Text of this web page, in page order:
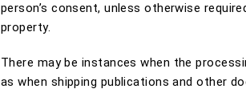
person’s consent, unless otherwise
property.
There may be instances when the
as when shipping publications and other